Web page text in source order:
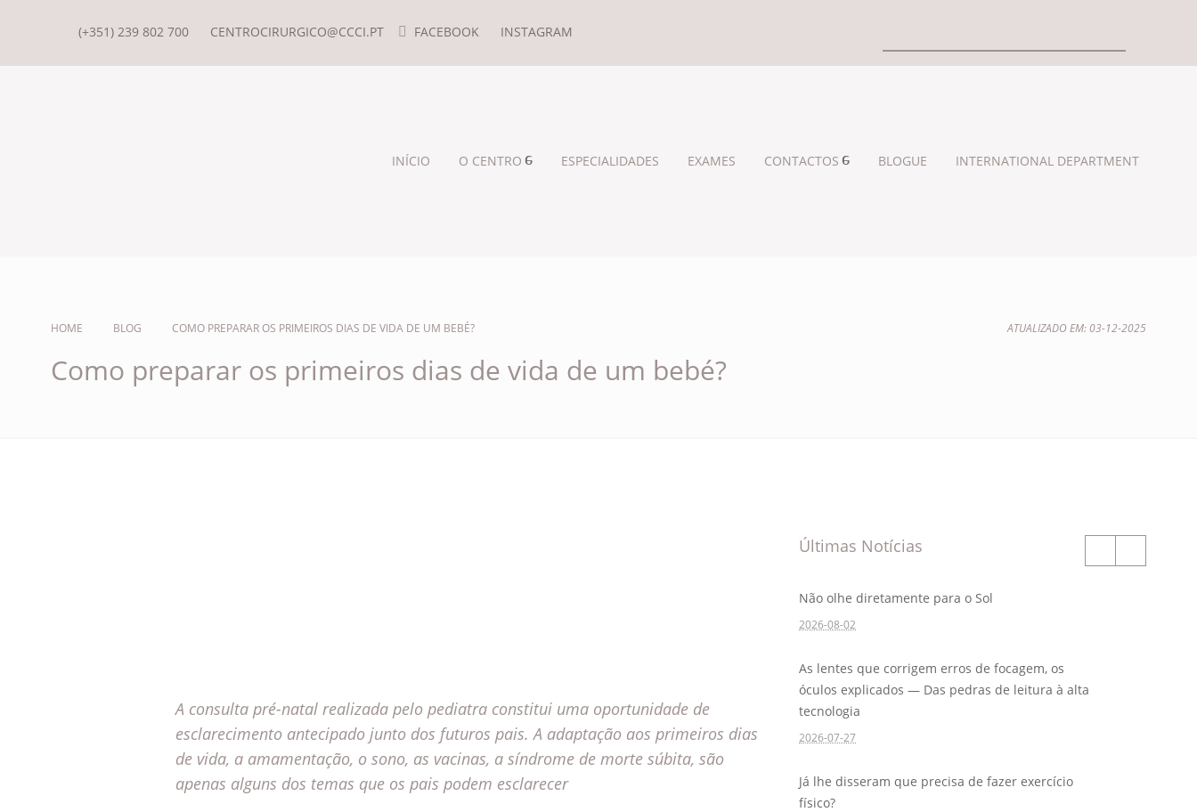
(+351) 239 802 700 CENTROCIRURGICO@CCCI.PT FACEBOOK INSTAGRAM
INÍCIO O CENTRO ESPECIALIDADES EXAMES CONTACTOS BLOGUE INTERNATIONAL DEPARTMENT
HOME BLOG COMO PREPARAR OS PRIMEIROS DIAS DE VIDA DE UM BEBÉ? ATUALIZADO EM: 03-12-2025
Como preparar os primeiros dias de vida de um bebé?
A consulta pré-natal realizada pelo pediatra constitui uma oportunidade de
esclarecimento antecipado junto dos futuros pais. A adaptação aos primeiros dias
de vida, a amamentação, o sono, as vacinas, a síndrome de morte súbita, são
apenas alguns dos temas que os pais podem esclarecer
Últimas Notícias
Não olhe diretamente para o Sol
2026-08-02
As lentes que corrigem erros de focagem, os
óculos explicados — Das pedras de leitura à alta
tecnologia
2026-07-27
Já lhe disseram que precisa de fazer exercício
físico?